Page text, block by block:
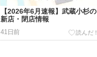
【2026年6月速報】武蔵小杉の
新店・閉店情報
41日前